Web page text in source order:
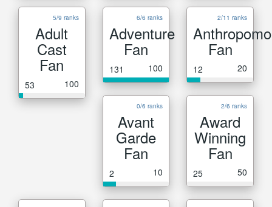
5/9 ranks
Adult
Cast
Fan
53 100
6/6 ranks
Adventure
Fan
131 100
2/11 ranks
Fan
12 20
0/6 ranks
Avant
Garde
Fan
2 10
2/6 ranks
Award
Winning
Fan
25 50